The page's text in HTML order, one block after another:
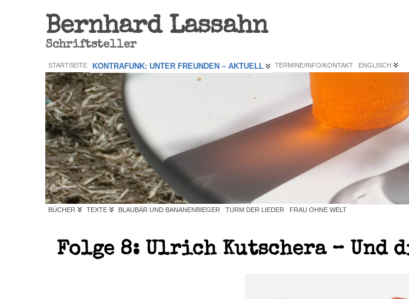
Bernhard Lassahn
Schriftsteller
STARTSEITE KONTRAFUNK: UNTER FREUNDEN – AKTUELL TERMINE/INFO/KONTAKT ENGLISCH
BÜCHER TEXTE BLAUBÄR UND BANANENBIEGER TURM DER LIEDER FRAU OHNE WELT
Folge 8: Ulrich Kutschera – Und